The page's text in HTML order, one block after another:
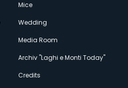
Mice
Wedding
Media Room
Archiv "Laghi e Monti Today"
Credits